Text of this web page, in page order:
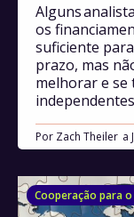
Por Zach Theiler
Alguns
os
suficiente
prazo, mas
melhorar e
Cooperação para